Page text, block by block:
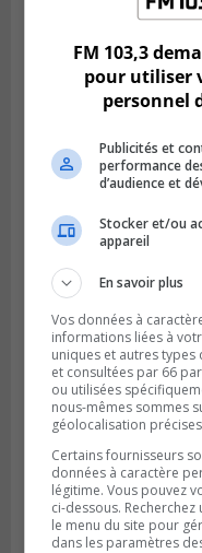
Publié le 22 février 2024
pourraient être
Publié le 21 février 2024
Martine Ouellet
envers le
FM 103,3
pour utiliser
personnel
Publicités et
performance
d’audience et
Stocker et/ou
appareil
En savoir plus
Vos données à
informations liées à
uniques et autres
et consultées par 66
ou utilisées
nous-mêmes sommes
géolocalisation
Certains fournisseurs
données à caractère
légitime. Vous pouvez
ci-dessous.
le menu du site pour
dans les paramètres